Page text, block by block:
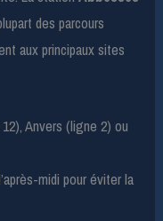
des parcours
aux principaux sites
Anvers (ligne 2) ou
midi pour éviter la